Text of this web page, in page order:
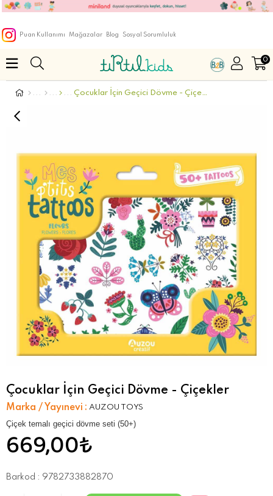
Puan Kullanımı Mağazalar Blog Sosyal Sorumluluk
0
Çocuklar İçin Geçici Dövme - Çiçekler
Çocuklar İçin Geçici Dövme - Çiçekler
Marka / Yayınevi : AUZOU TOYS
Çiçek temalı geçici dövme seti (50+)
669,00₺
Barkod : 9782733882870